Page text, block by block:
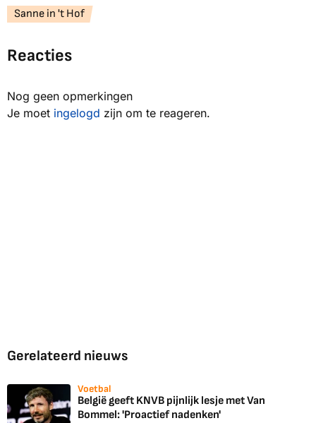
Sanne in 't Hof
Reacties
Nog geen opmerkingen
Je moet ingelogd zijn om te reageren.
Gerelateerd nieuws
Voetbal
België geeft KNVB pijnlijk lesje met Van
Bommel: 'Proactief nadenken'